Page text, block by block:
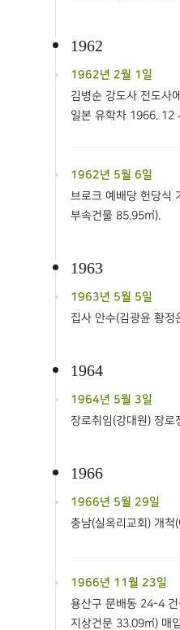
1962
1962년 2월 1일
김병순 강도사 전도사
일본 유학차 1966. 12
1962년 5월 6일
브로크 예배당 헌당식
부속건물 85.95㎡).
1963
1963년 5월 5일
집사 안수(김광윤 황정
1964
1964년 5월 3일
장로취임(강대원) 장로
1966
1966년 5월 29일
충남(실옥리교회) 개척
1966년 11월 23일
용산구 문배동 24-4
지상건문 33.09㎡) 매입